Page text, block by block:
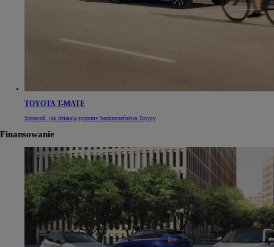
TOYOTA T-MATE
Sprawdź, jak działają systemy bezpieczeństwa Toyoty
Finansowanie